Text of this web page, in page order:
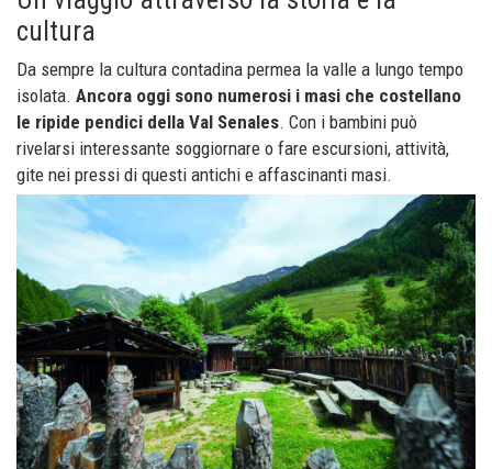
cultura
Da sempre la cultura contadina permea la valle a lungo tempo
isolata. Ancora oggi sono numerosi i masi che costellano
le ripide pendici della Val Senales. Con i bambini può
rivelarsi interessante soggiornare o fare escursioni, attività,
gite nei pressi di questi antichi e affascinanti masi.